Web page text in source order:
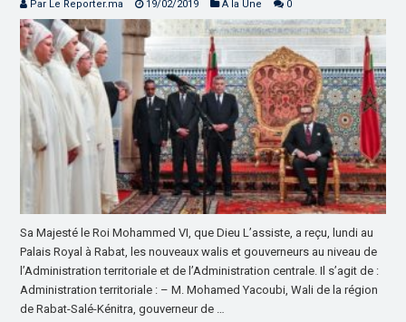
Par Le Reporter.ma 19/02/2019 À la Une 0
Sa Majesté le Roi Mohammed VI, que Dieu L’assiste, a reçu, lundi au
Palais Royal à Rabat, les nouveaux walis et gouverneurs au niveau de
l’Administration territoriale et de l’Administration centrale. Il s’agit de :
Administration territoriale : – M. Mohamed Yacoubi, Wali de la région
de Rabat-Salé-Kénitra, gouverneur de …